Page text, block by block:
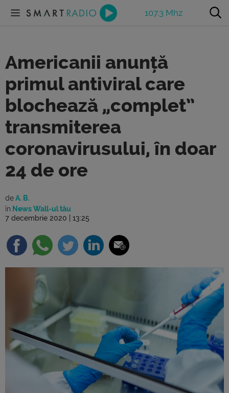
107.3 Mhz
Americanii anunță
primul antiviral care
blochează „complet”
transmiterea
coronavirusului, în doar
24 de ore
deA. B.
în News Wall-ul tău
7 decembrie 2020 | 13:25